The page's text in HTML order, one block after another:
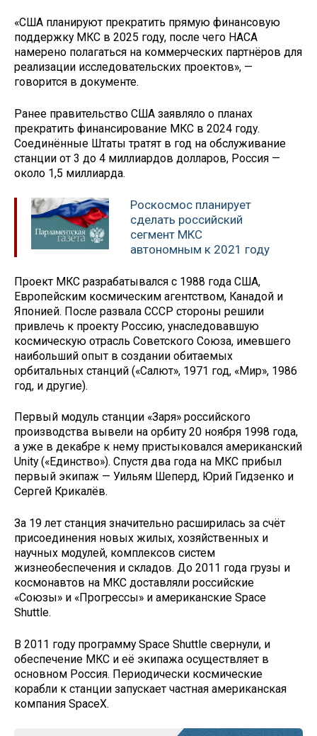
«США планируют прекратить прямую финансовую
поддержку МКС в 2025 году, после чего НАСА
намерено полагаться на коммерческих партнёров для
реализации исследовательских проектов», —
говорится в документе.
Ранее правительство США заявляло о планах
прекратить финансирование МКС в 2024 году.
Соединённые Штаты тратят в год на обслуживание
станции от 3 до 4 миллиардов долларов, Россия —
около 1,5 миллиарда.
Роскосмос планирует
сделать российский
сегмент МКС
автономным к 2021 году
Проект МКС разрабатывался с 1988 года США,
Европейским космическим агентством, Канадой и
Японией. После развала СССР стороны решили
привлечь к проекту Россию, унаследовавшую
космическую отрасль Советского Союза, имевшего
наибольший опыт в создании обитаемых
орбитальных станций («Салют», 1971 год, «Мир», 1986
год, и другие).
Первый модуль станции «Заря» российского
производства вывели на орбиту 20 ноября 1998 года,
а уже в декабре к нему пристыковался американский
Unity («Единство»). Спустя два года на МКС прибыл
первый экипаж — Уильям Шеперд, Юрий Гидзенко и
Сергей Крикалёв.
За 19 лет станция значительно расширилась за счёт
присоединения новых жилых, хозяйственных и
научных модулей, комплексов систем
жизнеобеспечения и складов. До 2011 года грузы и
космонавтов на МКС доставляли российские
«Союзы» и «Прогрессы» и американские Space
Shuttle.
В 2011 году программу Space Shuttle свернули, и
обеспечение МКС и её экипажа осуществляет в
основном Россия. Периодически космические
корабли к станции запускает частная американская
компания SpaceX.